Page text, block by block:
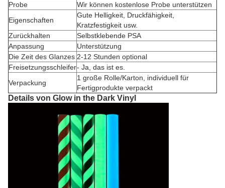
Probe
Wir können kostenlose Probe unterstützen
Eigenschaften
Gute Helligkeit, Druckfähigkeit,
Kratzfestigkeit usw.
Zurückhalten
Selbstklebende PSA
Anpassung
Unterstützung
Die Zeit des Glanzes 2-12 Stunden optional
Freisetzungsschleifer- Ja, das ist es.
Verpackung
1 große Rolle/Karton, individuell für
Fertigprodukte verpackt
Details von Glow in the Dark Vinyl